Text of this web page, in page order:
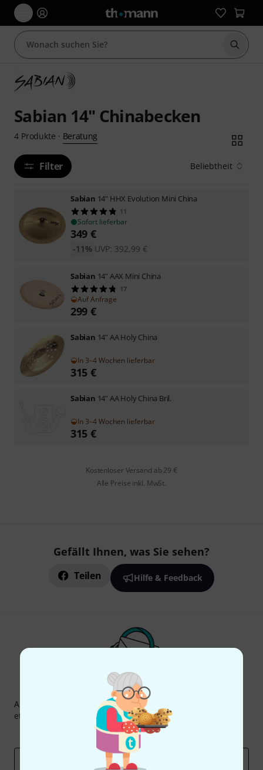
Suche
Sabian 14" Chinabecken
4 Produkte · Beratung
Filter Beliebtheit
Sabian 14" HHX Evolution Mini China
11
Sofort lieferbar
349 €
UVP: 392,99 €
-11%
Sabian 14" AAX Mini China
17
Auf Anfrage
299 €
Sabian 14" AA Holy China
In 3–4 Wochen lieferbar
315 €
Sabian 14" AA Holy China Bril.
In 3–4 Wochen lieferbar
315 €
Kostenloser Versand ab 29 €
Alle Preise inkl. MwSt.
Gefällt Ihnen, was Sie sehen?
Teilen Hilfe & Feedback
Thomann Newsletter
Abonniere den Thomann Newsletter und gewinne mit
etwas Glück einen von
50 Gutscheinenüber jeweils
Inspirierende Beiträge
Deals